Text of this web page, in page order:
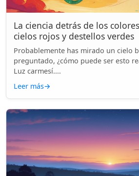
La ciencia detrás de los
cielos rojos y destellos verdes
Probablemente has mirado un cielo
preguntado, ¿cómo puede ser esto
Luz carmesí....
Leer más→